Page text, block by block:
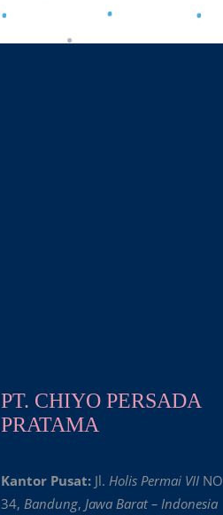
PT. CHIYO PERSADA
PRATAMA
Kantor Pusat: Jl. Holis Permai VII NO
34, Bandung, Jawa Barat – Indonesia